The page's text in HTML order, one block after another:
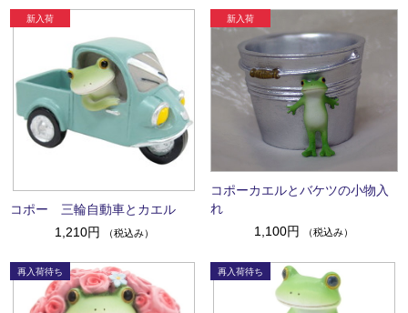
コポー 三輪自動車とカエル
1,210円
（税込み）
コポーカエルとバケツの小物入
れ
1,100円
（税込み）